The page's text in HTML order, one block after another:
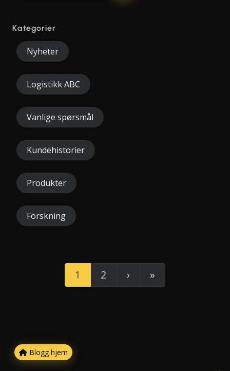
Kategorier
Nyheter
Logistikk ABC
Vanlige spørsmål
Kundehistorier
Produkter
Forskning
1 2 › »
Blogg hjem